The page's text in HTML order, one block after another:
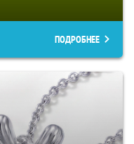
ПОДРОБНЕЕ